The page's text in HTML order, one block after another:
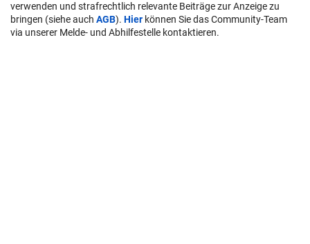
verwenden und strafrechtlich relevante Beiträge zur Anzeige zu
bringen (siehe auch AGB). Hier können Sie das Community-Team
via unserer Melde- und Abhilfestelle kontaktieren.